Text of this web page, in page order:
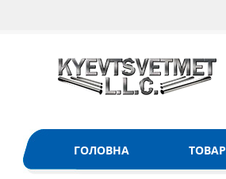
ГОЛОВНА ТОВАР